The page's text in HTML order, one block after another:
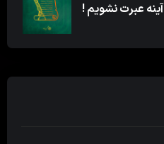
آینه عبرت نشویم !